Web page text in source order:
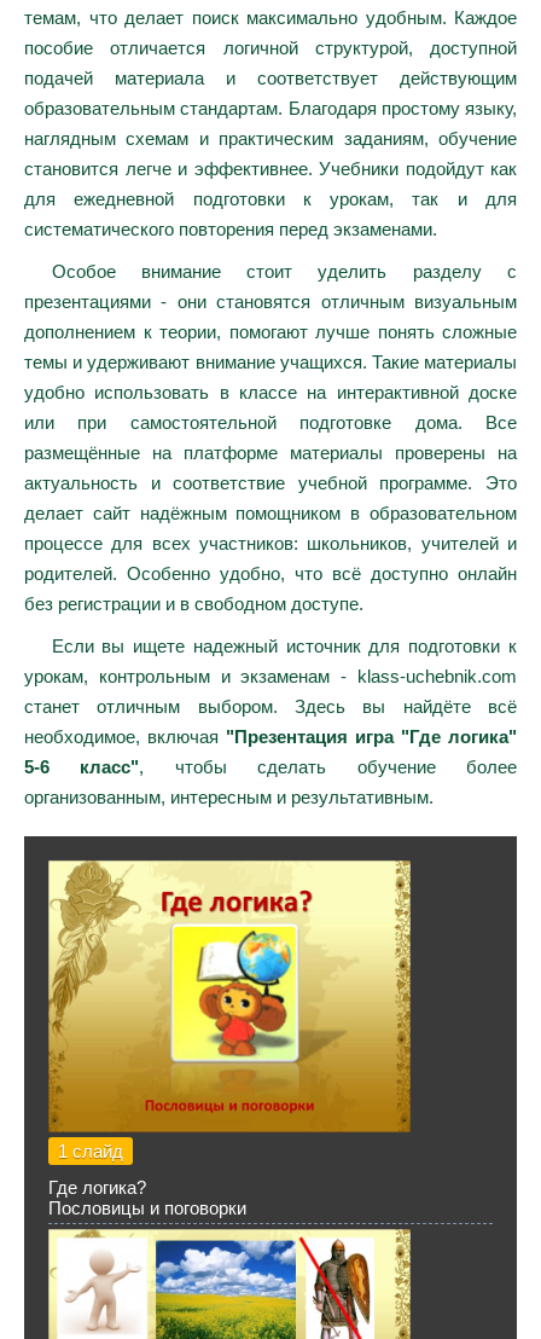
темам, что делает поиск максимально удобным. Каждое
пособие отличается логичной структурой, доступной
подачей материала и соответствует действующим
образовательным стандартам. Благодаря простому языку,
наглядным схемам и практическим заданиям, обучение
становится легче и эффективнее. Учебники подойдут как
для ежедневной подготовки к урокам, так и для
систематического повторения перед экзаменами.
Особое внимание стоит уделить разделу с
презентациями - они становятся отличным визуальным
дополнением к теории, помогают лучше понять сложные
темы и удерживают внимание учащихся. Такие материалы
удобно использовать в классе на интерактивной доске
или при самостоятельной подготовке дома. Все
размещённые на платформе материалы проверены на
актуальность и соответствие учебной программе. Это
делает сайт надёжным помощником в образовательном
процессе для всех участников: школьников, учителей и
родителей. Особенно удобно, что всё доступно онлайн
без регистрации и в свободном доступе.
Если вы ищете надежный источник для подготовки к
урокам, контрольным и экзаменам - klass-uchebnik.com
станет отличным выбором. Здесь вы найдёте всё
необходимое, включая "Презентация игра "Где логика"
5-6 класс", чтобы сделать обучение более
организованным, интересным и результативным.
1 слайд
Где логика?
Пословицы и поговорки